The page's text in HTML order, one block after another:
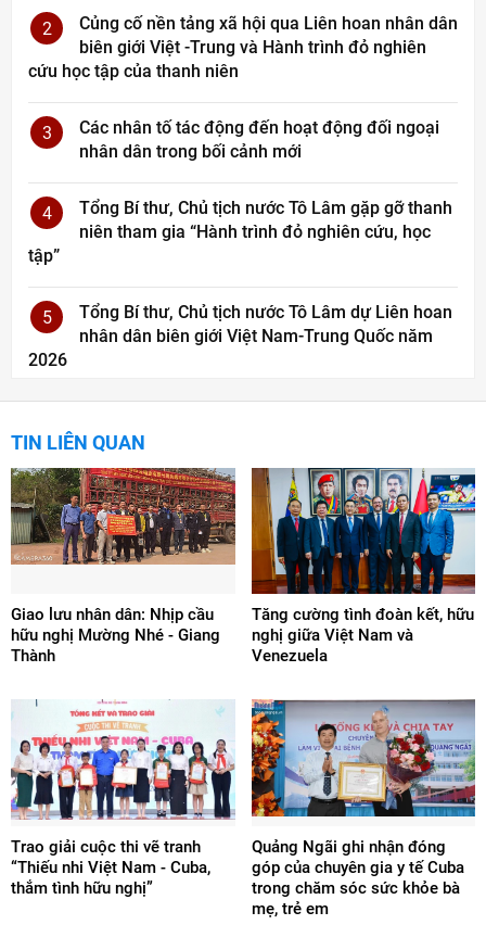
2
Củng cố nền tảng xã hội qua Liên hoan nhân dân
biên giới Việt -Trung và Hành trình đỏ nghiên
cứu học tập của thanh niên
3
Các nhân tố tác động đến hoạt động đối ngoại
nhân dân trong bối cảnh mới
4
Tổng Bí thư, Chủ tịch nước Tô Lâm gặp gỡ thanh
niên tham gia “Hành trình đỏ nghiên cứu, học
tập”
5
Tổng Bí thư, Chủ tịch nước Tô Lâm dự Liên hoan
nhân dân biên giới Việt Nam-Trung Quốc năm
2026
TIN LIÊN QUAN
Giao lưu nhân dân: Nhịp cầu
hữu nghị Mường Nhé - Giang
Thành
Tăng cường tình đoàn kết, hữu
nghị giữa Việt Nam và
Venezuela
Trao giải cuộc thi vẽ tranh
“Thiếu nhi Việt Nam - Cuba,
thắm tình hữu nghị”
Quảng Ngãi ghi nhận đóng
góp của chuyên gia y tế Cuba
trong chăm sóc sức khỏe bà
mẹ, trẻ em